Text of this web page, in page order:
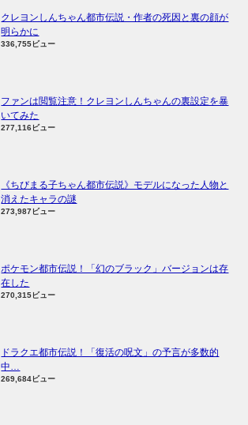
クレヨンしんちゃん都市伝説・作者の死因と裏の顔が
明らかに
336,755ビュー
ファンは閲覧注意！クレヨンしんちゃんの裏設定を暴
いてみた
277,116ビュー
《ちびまる子ちゃん都市伝説》モデルになった人物と
消えたキャラの謎
273,987ビュー
ポケモン都市伝説！「幻のブラック」バージョンは存
在した
270,315ビュー
ドラクエ都市伝説！「復活の呪文」の予言が多数的
中…
269,684ビュー